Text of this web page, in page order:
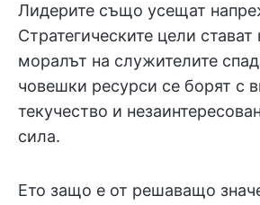
Лидерите също усещат
Стратегическите цели стават
моралът на служителите
човешки ресурси се борят с
текучество и
сила.
Ето защо е от решаващо